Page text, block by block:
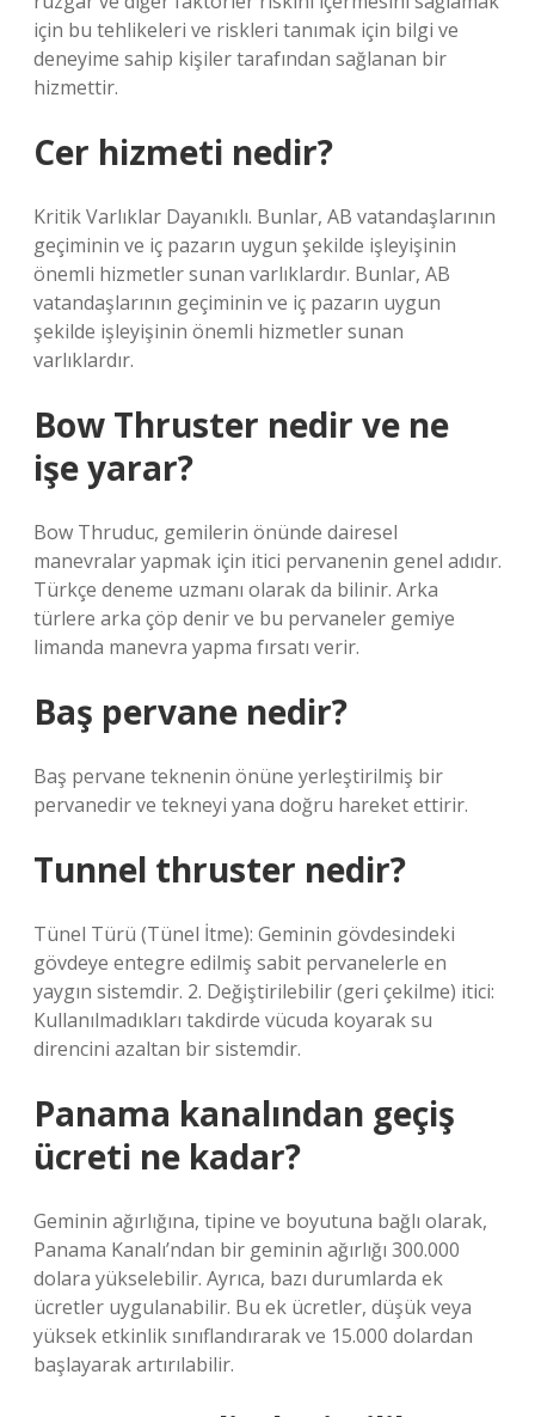
için bu tehlikeleri ve riskleri tanımak için bilgi ve
deneyime sahip kişiler tarafından sağlanan bir
hizmettir.
Cer hizmeti nedir?
Kritik Varlıklar Dayanıklı. Bunlar, AB vatandaşlarının
geçiminin ve iç pazarın uygun şekilde işleyişinin
önemli hizmetler sunan varlıklardır. Bunlar, AB
vatandaşlarının geçiminin ve iç pazarın uygun
şekilde işleyişinin önemli hizmetler sunan
varlıklardır.
Bow Thruster nedir ve ne
işe yarar?
Bow Thruduc, gemilerin önünde dairesel
manevralar yapmak için itici pervanenin genel adıdır.
Türkçe deneme uzmanı olarak da bilinir. Arka
türlere arka çöp denir ve bu pervaneler gemiye
limanda manevra yapma fırsatı verir.
Baş pervane nedir?
Baş pervane teknenin önüne yerleştirilmiş bir
pervanedir ve tekneyi yana doğru hareket ettirir.
Tunnel thruster nedir?
Tünel Türü (Tünel İtme): Geminin gövdesindeki
gövdeye entegre edilmiş sabit pervanelerle en
yaygın sistemdir. 2. Değiştirilebilir (geri çekilme) itici:
Kullanılmadıkları takdirde vücuda koyarak su
direncini azaltan bir sistemdir.
Panama kanalından geçiş
ücreti ne kadar?
Geminin ağırlığına, tipine ve boyutuna bağlı olarak,
Panama Kanalı’ndan bir geminin ağırlığı 300.000
dolara yükselebilir. Ayrıca, bazı durumlarda ek
ücretler uygulanabilir. Bu ek ücretler, düşük veya
yüksek etkinlik sınıflandırarak ve 15.000 dolardan
başlayarak artırılabilir.